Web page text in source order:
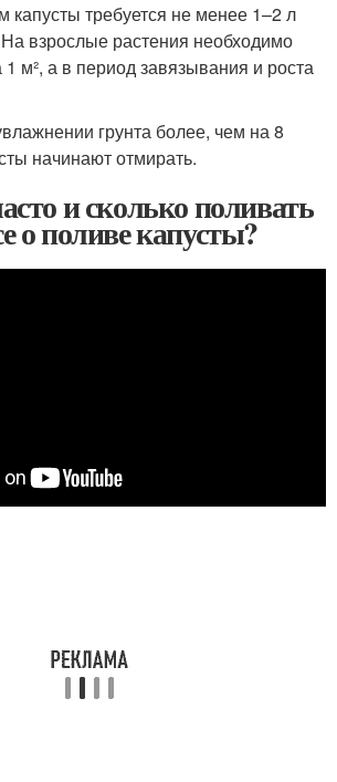
капусты требуется не менее 1–2 л
взрослые растения необходимо
1 м², а в период завязывания и роста
грунта более, чем на 8
начинают отмирать.
и сколько поливать
о поливе капусты?